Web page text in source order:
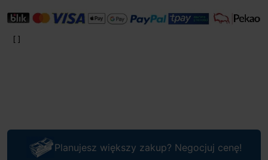
Planujesz większy zakup? Negocjuj cenę!